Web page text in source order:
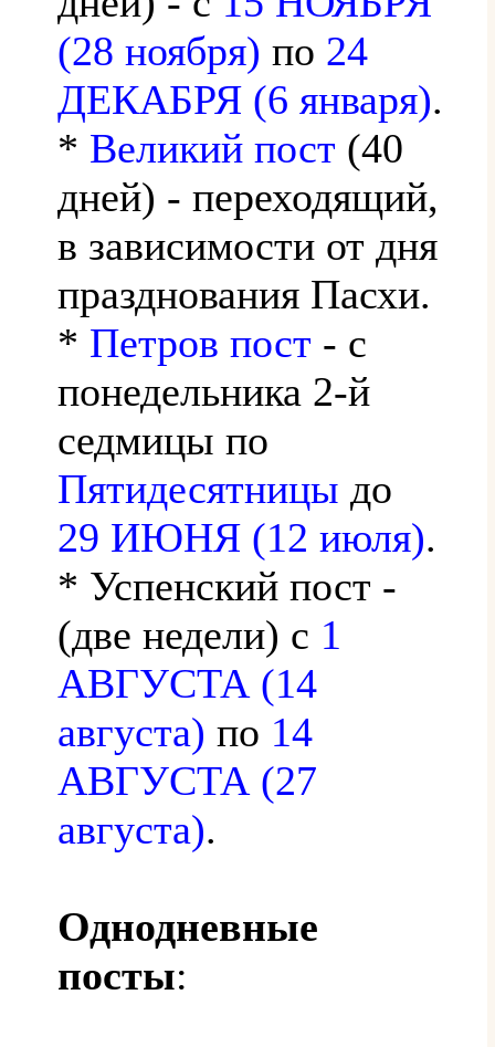
(28 ноября) по 24
ДЕКАБРЯ (6 января).
* Великий пост (40
дней) - переходящий,
в зависимости от дня
празднования Пасхи.
* Петров пост - с
понедельника 2-й
седмицы по
Пятидесятницы до
29 ИЮНЯ (12 июля).
* Успенский пост -
(две недели) с 1
АВГУСТА (14
августа) по 14
АВГУСТА (27
августа).
Однодневные
посты: